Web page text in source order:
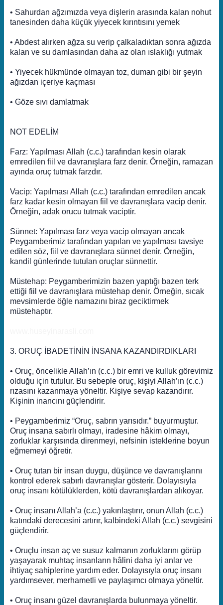
• Sahurdan ağzımızda veya dişlerin arasında kalan nohut
tanesinden daha küçük yiyecek kırıntısını yemek
• Abdest alırken ağza su verip çalkaladıktan sonra ağızda
kalan ve su damlasından daha az olan ıslaklığı yutmak
• Yiyecek hükmünde olmayan toz, duman gibi bir şeyin
ağızdan içeriye kaçması
• Göze sıvı damlatmak
NOT EDELİM
Farz: Yapılması Allah (c.c.) tarafından kesin olarak
emredilen fiil ve davranışlara farz denir. Örneğin, ramazan
ayında oruç tutmak farzdır.
Vacip: Yapılması Allah (c.c.) tarafından emredilen ancak
farz kadar kesin olmayan fiil ve davranışlara vacip denir.
Örneğin, adak orucu tutmak vaciptir.
Sünnet: Yapılması farz veya vacip olmayan ancak
Peygamberimiz tarafından yapılan ve yapılması tavsiye
edilen söz, fiil ve davranışlara sünnet denir. Örneğin,
kandil günlerinde tutulan oruçlar sünnettir.
Müstehap: Peygamberimizin bazen yaptığı bazen terk
ettiği fiil ve davranışlara müstehap denir. Örneğin, sıcak
mevsimlerde öğle namazını biraz geciktirmek
müstehaptır.
3. ORUÇ İBADETİNİN İNSANA KAZANDIRDIKLARI
• Oruç, öncelikle Allah’ın (c.c.) bir emri ve kulluk görevimiz
olduğu için tutulur. Bu sebeple oruç, kişiyi Allah’ın (c.c.)
rızasını kazanmaya yöneltir. Kişiye sevap kazandırır.
Kişinin inancını güçlendirir.
• Peygamberimiz “Oruç, sabrın yarısıdır.” buyurmuştur.
Oruç insana sabırlı olmayı, iradesine hâkim olmayı,
zorluklar karşısında direnmeyi, nefsinin isteklerine boyun
eğmemeyi öğretir.
• Oruç tutan bir insan duygu, düşünce ve davranışlarını
kontrol ederek sabırlı davranışlar gösterir. Dolayısıyla
oruç insanı kötülüklerden, kötü davranışlardan alıkoyar.
• Oruç insanı Allah’a (c.c.) yakınlaştırır, onun Allah (c.c.)
katındaki derecesini artırır, kalbindeki Allah (c.c.) sevgisini
güçlendirir.
• Oruçlu insan aç ve susuz kalmanın zorluklarını görüp
yaşayarak muhtaç insanların hâlini daha iyi anlar ve
ihtiyaç sahiplerine yardım eder. Dolayısıyla oruç insanı
yardımsever, merhametli ve paylaşımcı olmaya yöneltir.
• Oruç insanı güzel davranışlarda bulunmaya yöneltir.